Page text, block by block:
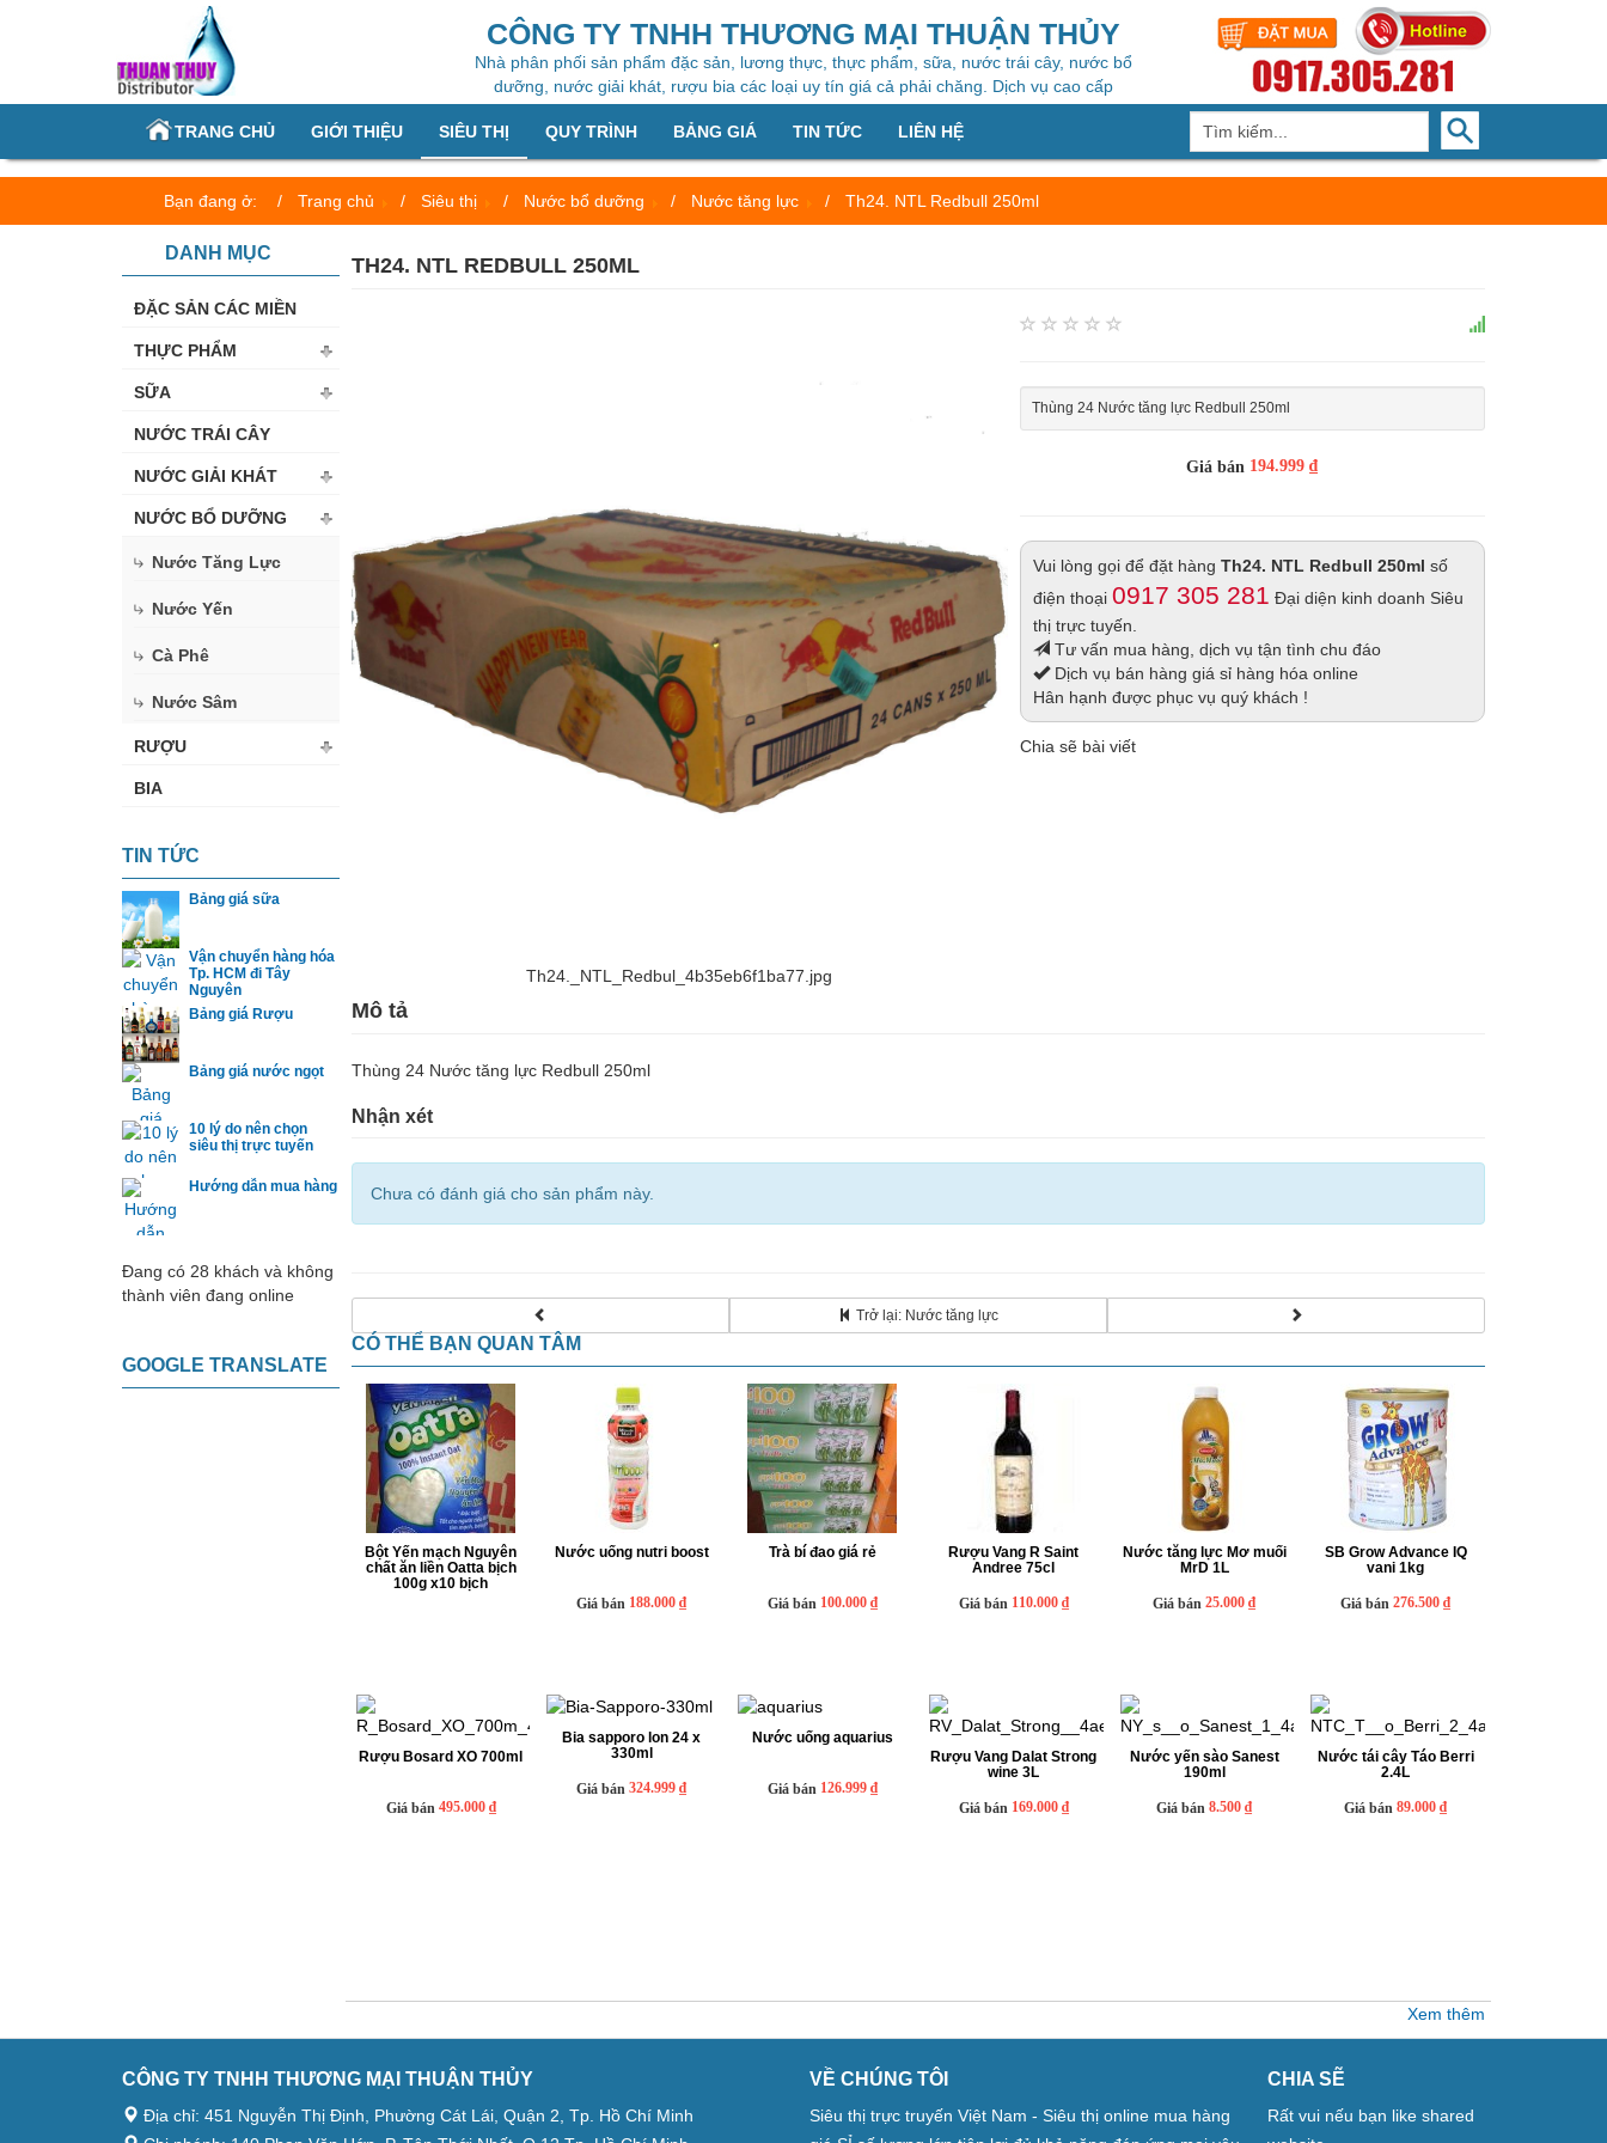
CÔNG TY TNHH THƯƠNG MẠI THUẬN THỦY
Nhà phân phối sản phẩm đặc sản, lương thực, thực phẩm, sữa, nước trái cây, nước bổ
dưỡng, nước giải khát, rượu bia các loại uy tín giá cả phải chăng. Dịch vụ cao cấp
TRANG CHỦ GIỚI THIỆU SIÊU THỊ QUY TRÌNH BẢNG GIÁ TIN TỨC LIÊN HỆ
Bạn đang ở: Trang chủ Siêu thị Nước bổ dưỡng Nước tăng lực Th24. NTL Redbull 250ml
DANH MỤC
ĐẶC SẢN CÁC MIỀN
THỰC PHẨM
SỮA
NƯỚC TRÁI CÂY
NƯỚC GIẢI KHÁT
NƯỚC BỔ DƯỠNG
Nước Tăng Lực
Nước Yến
Cà Phê
Nước Sâm
RƯỢU
BIA
TIN TỨC
Bảng giá sữa
Vận chuyển hàng hóa
Tp. HCM đi Tây
Nguyên
Bảng giá Rượu
Bảng giá nước ngọt
10 lý do nên chọn
siêu thị trực tuyến
Hướng dẫn mua hàng
Đang có 28 khách và không
thành viên đang online
GOOGLE TRANSLATE
TH24. NTL REDBULL 250ML
Th24._NTL_Redbul_4b35eb6f1ba77.jpg
Thùng 24 Nước tăng lực Redbull 250ml
Giá bán 194.999 ₫
Vui lòng gọi để đặt hàng Th24. NTL Redbull 250ml số
điện thoại 0917 305 281 Đại diện kinh doanh Siêu
thị trực tuyến.
Tư vấn mua hàng, dịch vụ tận tình chu đáo
Dịch vụ bán hàng giá sỉ hàng hóa online
Hân hạnh được phục vụ quý khách !
Chia sẽ bài viết
Mô tả
Thùng 24 Nước tăng lực Redbull 250ml
Nhận xét
Chưa có đánh giá cho sản phẩm này.
Trở lại: Nước tăng lực
CÓ THỂ BẠN QUAN TÂM
Bột Yến mạch Nguyên
chất ăn liền Oatta bịch
100g x10 bịch
Nước uống nutri boost
Giá bán 188.000 ₫
Trà bí đao giá rẻ
Giá bán 100.000 ₫
Rượu Vang R Saint
Andree 75cl
Giá bán 110.000 ₫
Nước tăng lực Mơ muối
MrD 1L
Giá bán25.000 ₫
SB Grow Advance IQ
vani 1kg
Giá bán276.500 ₫
Rượu Bosard XO 700ml
Giá bán 495.000 ₫
Bia sapporo lon 24 x
330ml
Giá bán324.999 ₫
Nước uống aquarius
Giá bán 126.999 ₫
Rượu Vang Dalat Strong
wine 3L
Giá bán 169.000 ₫
Nước yến sào Sanest
190ml
Giá bán8.500 ₫
Nước tái cây Táo Berri
2.4L
Giá bán89.000 ₫
Xem thêm
CÔNG TY TNHH THƯƠNG MẠI THUẬN THỦY
Địa chỉ: 451 Nguyễn Thị Định, Phường Cát Lái, Quận 2, Tp. Hồ Chí Minh
VỀ CHÚNG TÔI
Siêu thị trực truyến Việt Nam - Siêu thị online mua hàng
CHIA SẼ
Rất vui nếu bạn like shared